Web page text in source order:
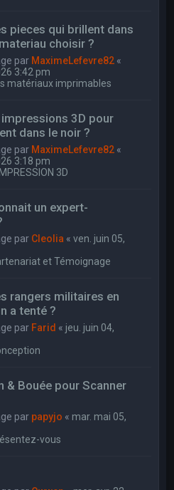
pieces qui brillent dans
choisir ?
par MaximeLefevre82 «
3:42 pm
matériaux imprimables
3D pour
dans le noir ?
par MaximeLefevre82 «
3:18 pm
3D
un expert-
par Cleolia «ven. juin 05,
et Témoignage
rangers militaires en
a tenté ?
par Farid « jeu. juin 04,
& Bouée pour Scanner
par papyjo « mar. mai 05,
vous